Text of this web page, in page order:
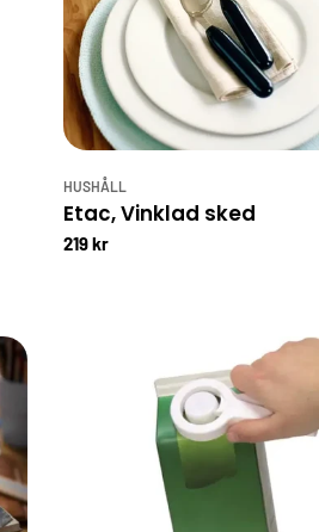
HUSHÅLL
Etac, Vinklad sked
219 kr